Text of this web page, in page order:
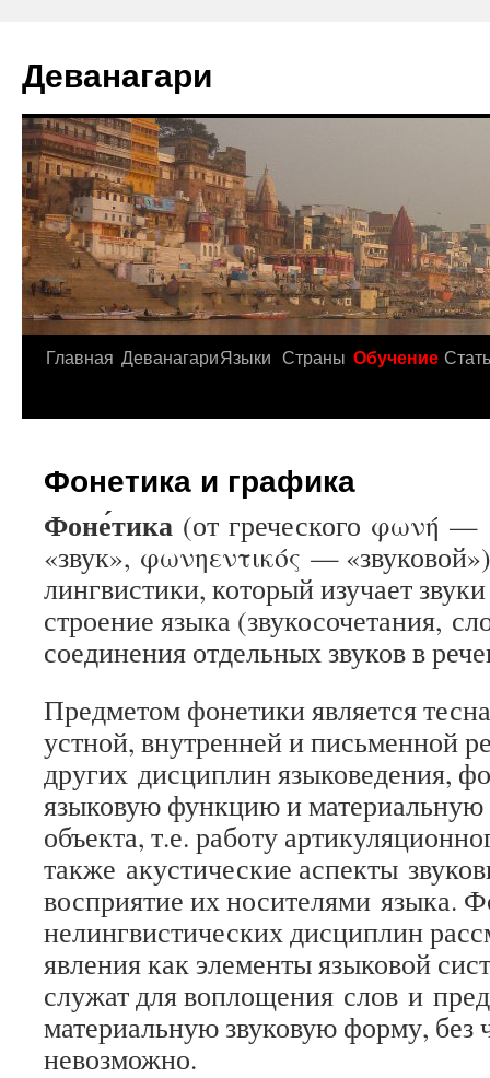
Деванагари
Главная ДеванагариЯзыки Страны Обучение
Фонетика и графика
Фоне́тика (от греческого φωνή —
«звук», φωνηεντικός —
лингвистики, который изучает
строение языка (звукосочетания,
соединения отдельных звуков в
Предметом фонетики является
устной, внутренней и письменной
других дисциплин языковедения,
языковую функцию и материальную
объекта, т.е. работу
также акустические аспекты
восприятие их носителями языка.
нелингвистических дисциплин
явления как элементы языковой
служат для воплощения слов и
материальную звуковую форму, без
невозможно.